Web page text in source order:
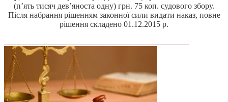
(п’ять тисяч дев’яноста одну) грн. 75 коп. судового збору.
Після набрання рішенням законної сили видати наказ, повне
рішення складено 01.12.2015 р.